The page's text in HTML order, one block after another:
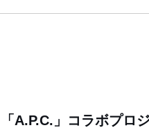
「A.P.C.」コラボプロ